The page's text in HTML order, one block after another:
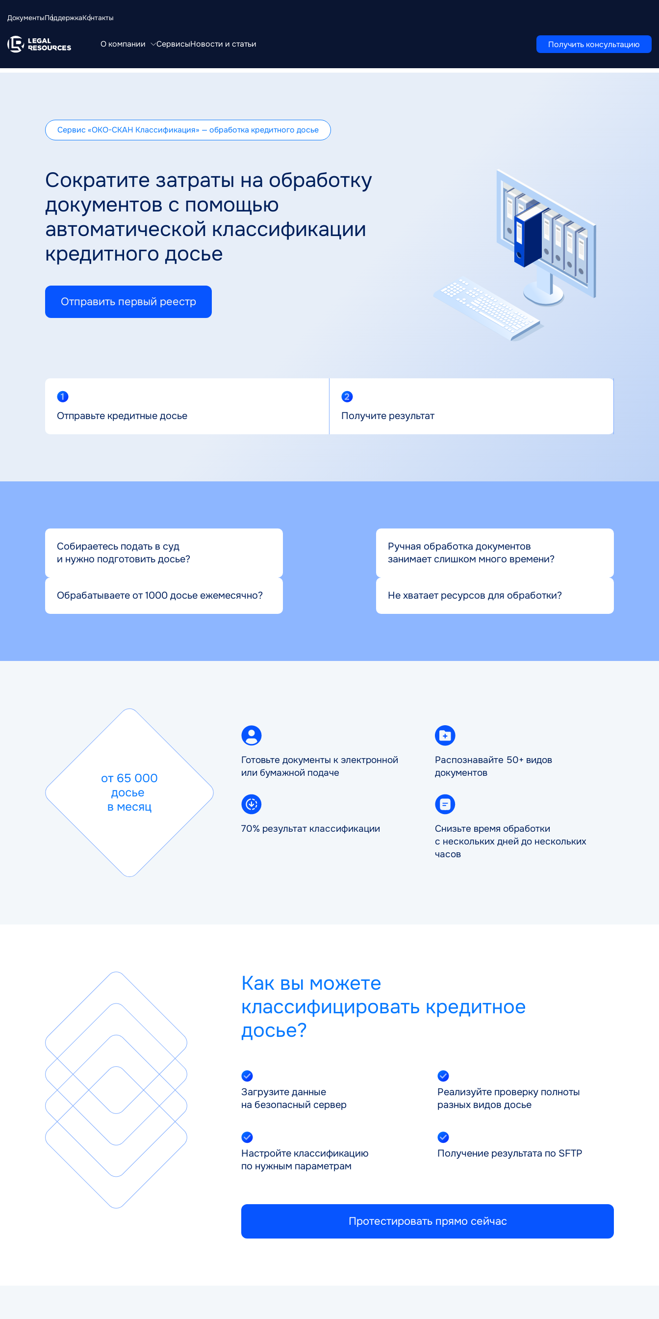
ДокументыПоддержкаКонтакты
О компании СервисыНовости и статьи Получить консультацию
Сервис «ОКО-СКАН Классификация» — обработка кредитного досье
Сократите затраты на обработку
документов с помощью
автоматической классификации
кредитного досье
Отправить первый реестр
Отправьте кредитные досье Получите результат
Собираетесь подать в суд
и нужно подготовить досье?
Обрабатываете от 1000 досье ежемесячно?
Ручная обработка документов
занимает слишком много времени?
Не хватает ресурсов для обработки?
Готовьте документы к электронной
или бумажной подаче
Распознавайте 50+ видов
документов
70% результат классификации
Снизьте время обработки
с нескольких дней до нескольких
часов
Как вы можете
классифицировать кредитное
досье?
Загрузите данные
на безопасный сервер
Реализуйте проверку полноты
разных видов досье
Настройте классификацию
по нужным параметрам
Получение результата по SFTP
Протестировать прямо сейчас